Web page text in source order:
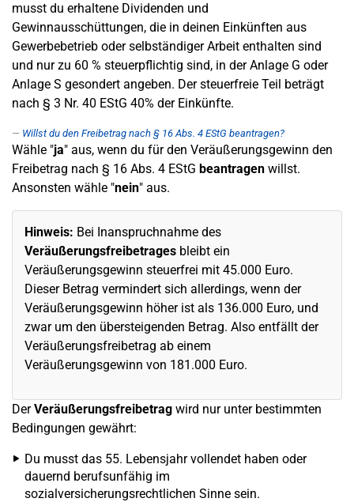
musst du erhaltene Dividenden und
Gewinnausschüttungen, die in deinen Einkünften aus
Gewerbebetrieb oder selbständiger Arbeit enthalten sind
und nur zu 60 % steuerpflichtig sind, in der Anlage G oder
Anlage S gesondert angeben. Der steuerfreie Teil beträgt
nach § 3 Nr. 40 EStG 40% der Einkünfte.
Willst du den Freibetrag nach § 16 Abs. 4 EStG beantragen?
Wähle "ja" aus, wenn du für den Veräußerungsgewinn den
Freibetrag nach § 16 Abs. 4 EStG beantragen willst.
Ansonsten wähle "nein" aus.
Hinweis: Bei Inanspruchnahme des
Veräußerungsfreibetrages bleibt ein
Veräußerungsgewinn steuerfrei mit 45.000 Euro.
Dieser Betrag vermindert sich allerdings, wenn der
Veräußerungsgewinn höher ist als 136.000 Euro, und
zwar um den übersteigenden Betrag. Also entfällt der
Veräußerungsfreibetrag ab einem
Veräußerungsgewinn von 181.000 Euro.
DerVeräußerungsfreibetrag wird nur unter bestimmten
Bedingungen gewährt:
Du musst das 55. Lebensjahr vollendet haben oder
dauernd berufsunfähig im
sozialversicherungsrechtlichen Sinne sein.